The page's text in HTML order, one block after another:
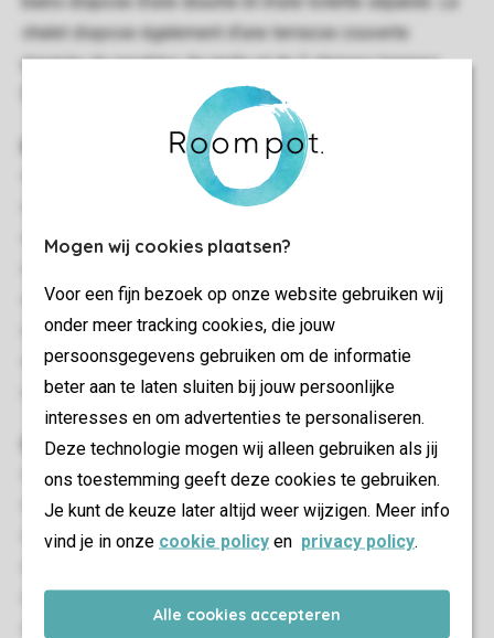
Mogen wij cookies plaatsen?
Voor een fijn bezoek op onze website gebruiken wij
onder meer tracking cookies, die jouw
persoonsgegevens gebruiken om de informatie
beter aan te laten sluiten bij jouw persoonlijke
interesses en om advertenties te personaliseren.
Deze technologie mogen wij alleen gebruiken als jij
ons toestemming geeft deze cookies te gebruiken.
Je kunt de keuze later altijd weer wijzigen. Meer info
vind je in onze cookie policy en privacy policy.
Alle cookies accepteren
chalet dispose également d'une terrasse couverte
équipée de meubles de jardin et de 2 chaises longues.
Stationnement possible sur le parking central.
Informations générales
Trois chambres à coucher
Wifi: Payant
Convient pour 6 personnes
Interdiction de fumer
Animaux admis
Chambre(s) à coucher
Nombre de chambres: 3
Chambres au RDC: 3
Chambre au RDC
De lits simples: 4